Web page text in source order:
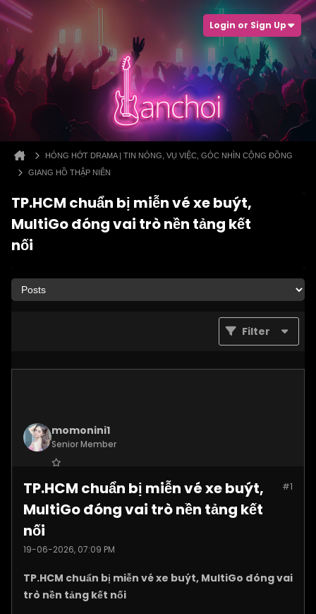
Login or Sign Up
HÓNG HỚT DRAMA | TIN NÓNG, VỤ VIỆC, GÓC NHÌN CỘNG ĐỒNG
GIANG HỒ THẬP NIÊN
TP.HCM chuẩn bị miễn vé xe buýt,
MultiGo đóng vai trò nền tảng kết
nối
Filter
momonini1
Senior Member
Posts: 5399 #1
TP.HCM chuẩn bị miễn vé xe buýt,
MultiGo đóng vai trò nền tảng kết
nối
19-06-2026, 07:09 PM
TP.HCM chuẩn bị miễn vé xe buýt, MultiGo đóng vai
trò nền tảng kết nối